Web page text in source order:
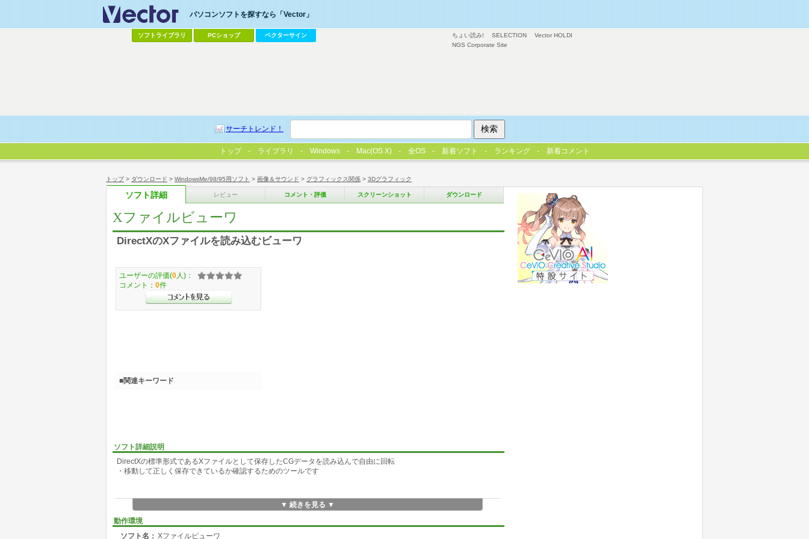
トップ> ダウンロード > WindowsMe/98/95用ソフト > 画像＆サウンド > グラフィックス関係 > 3Dグラフィック
ソフト詳細 レビュー コメント・評価 スクリーンショット ダウンロード
Xファイルビューワ
DirectXのXファイルを読み込むビューワ
ソフト詳細説明
DirectXの標準形式であるXファイルとして保存したCGデータを読み込んで自由に回転
・移動して正しく保存できているか確認するためのツールです
▼ 続きを見る ▼
動作環境
ソフト名： Xファイルビューワ
ユーザーの評価(0 人)：
コメント： 0件
■関連キーワード
ちょい読み! SELECTION
Vector HOLDI
NGS Corporate Site
パソコンソフトを探すなら「Vector」
ソフトライブラリ PCショップ ベクターサイン
サーチトレンド！
トップ ライブラリ Windows Mac(OS X) 全OS 新着ソフト ランキング 新着コメント